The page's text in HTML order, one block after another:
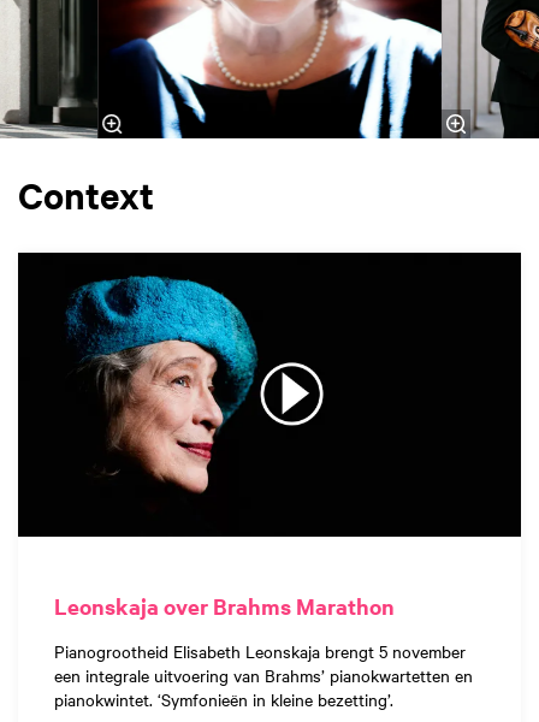
Context
Leonskaja over Brahms Marathon
Pianogrootheid Elisabeth Leonskaja brengt 5 november
een integrale uitvoering van Brahms’ pianokwartetten en
pianokwintet. ‘Symfonieën in kleine bezetting’.